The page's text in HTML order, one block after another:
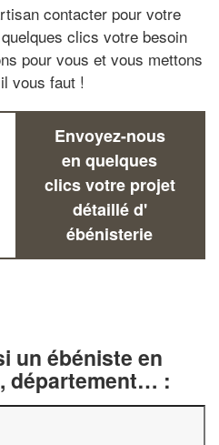
contacter pour votre
clics votre besoin
pour vous et vous mettons
vous faut !
Envoyez-nous
en quelques
clics votre projet
détaillé d'
ébénisterie
un ébéniste en
département… :